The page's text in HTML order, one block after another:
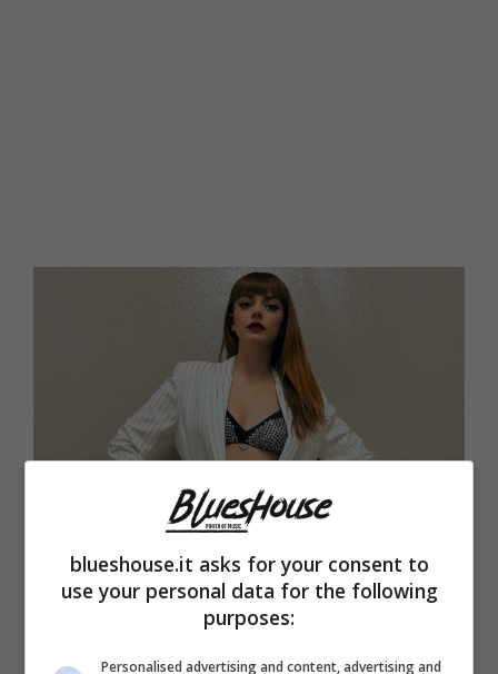
Annalisa (Blueshouse.it) Foto Instagram @naliannalisa
La cantante italiana è stata contattata in via
blueshouse.it asks for your consent to
use your personal data for the following
purposes:
Personalised advertising and content, advertising and